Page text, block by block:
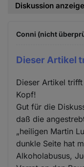
Diskussion
Conni (nicht
Dieser Artikel
Dieser Artikel
Kopf!
Gut für die
daß die
„heiligen Martin
dunkle Seite hat
Alkoholabusus,